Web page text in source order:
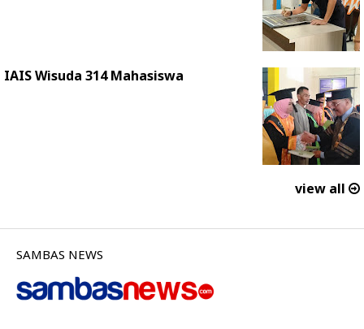
IAIS Wisuda 314 Mahasiswa
view all
SAMBAS NEWS